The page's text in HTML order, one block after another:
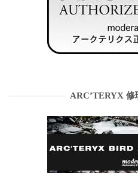
ARC’TERYX 修